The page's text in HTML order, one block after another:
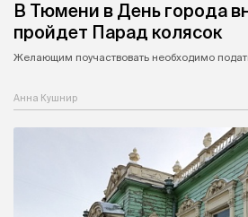
В Тюмени в День города
пройдет Парад колясок
Желающим поучаствовать необходимо подать
Анна Кушнир